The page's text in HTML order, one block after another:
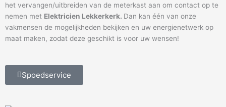
het vervangen/uitbreiden van de meterkast aan om contact op te
nemen met Elektricien Lekkerkerk. Dan kan één van onze
vakmensen de mogelijkheden bekijken en uw energienetwerk op
maat maken, zodat deze geschikt is voor uw wensen!
Spoedservice